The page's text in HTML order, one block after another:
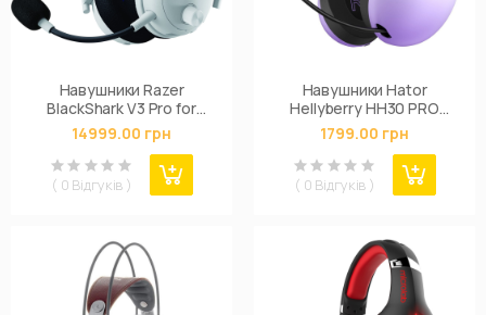
Навушники Razer
BlackShark V3 Pro for
Playstation White
(RZ04-05400600-R3G1)
14999.00 грн
( 0 Відгуків )
Навушники Hator
Hellyberry HH30 PRO
Wireless White-Violet
(HH30_PRO_wireless_WV)
1799.00 грн
( 0 Відгуків )